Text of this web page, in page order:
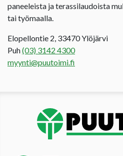
paneeleista ja terassilaudoista
tai työmaalla.
Elopellontie 2, 33470 Ylöjärvi
Puh(03) 3142 4300
myynti@puutoimi.fi